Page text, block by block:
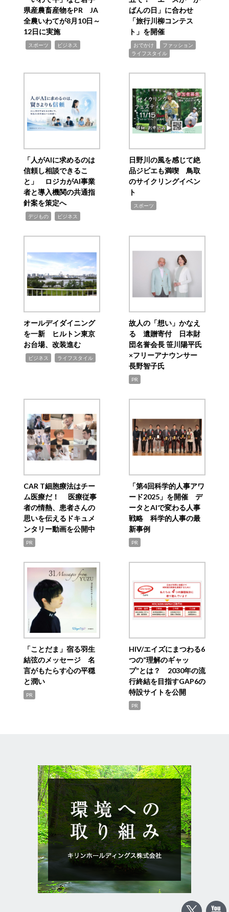
県産農畜産物をPR JA
全農いわてが8月10日～
12日に実施
スポーツ ビジネス
ばんの日」に合わせ
「旅行川柳コンテス
ト」を開催
おでかけ ファッション
ライフスタイル
「人がAIに求めるのは
信頼し相談できるこ
と」 ロジカがAI事業
者と導入機関の共通指
針案を策定へ
デジもの ビジネス
日野川の風を感じて絶
品ジビエも満喫 鳥取
のサイクリングイベン
ト
スポーツ
オールデイダイニング
を一新 ヒルトン東京
お台場、改装進む
ビジネス ライフスタイル
故人の「想い」かなえ
る 遺贈寄付 日本財
団名誉会長 笹川陽平氏
×フリーアナウンサー
長野智子氏
PR
CAR T細胞療法はチー
ム医療だ！ 医療従事
者の情熱、患者さんの
思いを伝えるドキュメ
ンタリー動画を公開中
PR
「第4回科学的人事アワ
ード2025」を開催 デ
ータとAIで変わる人事
戦略 科学的人事の最
新事例
PR
「ことだま」宿る羽生
結弦のメッセージ 名
言がもたらす心の平穏
と潤い
PR
HIV/エイズにまつわる6
つの“理解のギャッ
プ”とは？ 2030年の流
行終結を目指すGAP6の
特設サイトを公開
PR